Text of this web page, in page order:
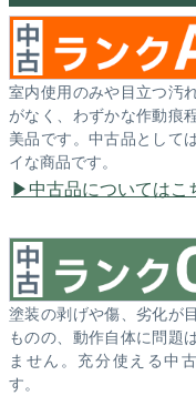
室内使用のみや目立つ汚
がなく、わずかな作動痕
美品です。中古品として
イな商品です。
中古品についてはこ
塗装の剥げや傷、劣化が
ものの、動作自体に問題
ません。充分使える中
す。